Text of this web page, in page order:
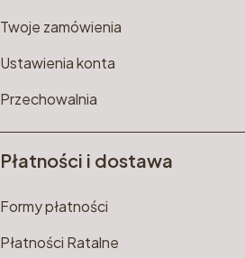
Twoje zamówienia
Ustawienia konta
Przechowalnia
Płatności i dostawa
Formy płatności
Płatności Ratalne